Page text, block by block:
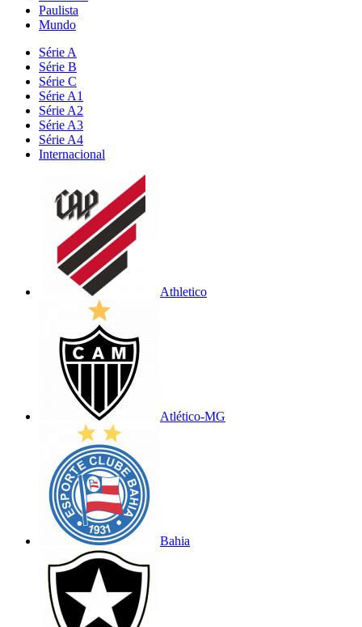
Paulista
Mundo
Série A
Série B
Série C
Série A1
Série A2
Série A3
Série A4
Internacional
Athletico
Atlético-MG
Bahia